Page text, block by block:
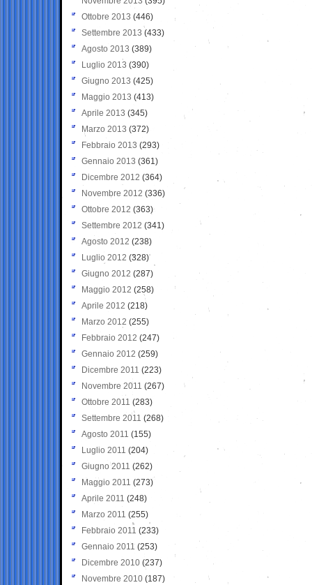
Ottobre 2013 (446)
Settembre 2013 (433)
Agosto 2013 (389)
Luglio 2013 (390)
Giugno 2013 (425)
Maggio 2013 (413)
Aprile 2013 (345)
Marzo 2013 (372)
Febbraio 2013 (293)
Gennaio 2013 (361)
Dicembre 2012 (364)
Novembre 2012 (336)
Ottobre 2012 (363)
Settembre 2012 (341)
Agosto 2012 (238)
Luglio 2012 (328)
Giugno 2012 (287)
Maggio 2012 (258)
Aprile 2012 (218)
Marzo 2012 (255)
Febbraio 2012 (247)
Gennaio 2012 (259)
Dicembre 2011 (223)
Novembre 2011 (267)
Ottobre 2011 (283)
Settembre 2011 (268)
Agosto 2011 (155)
Luglio 2011 (204)
Giugno 2011 (262)
Maggio 2011 (273)
Aprile 2011 (248)
Marzo 2011 (255)
Febbraio 2011 (233)
Gennaio 2011 (253)
Dicembre 2010 (237)
Novembre 2010 (187)